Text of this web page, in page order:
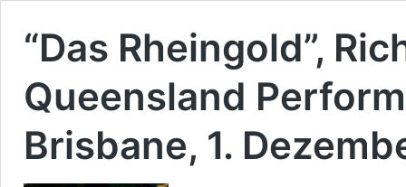
“Das Rheingold”,
Queensland
Brisbane, 1.